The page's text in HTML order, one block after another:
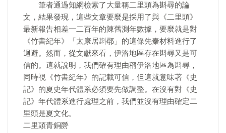
筆者通過知網檢索了大量稱二里頭為斟尋的論
文，結果發現，這些文章要麼是採用了與《二里頭》
最新報告相差一二百年的陳舊測年數據，要麼就是對
《竹書紀年》「太康居斟鄩」的這條先秦材料進行了
迴避。然而，從文獻來看，伊洛地區存在斟尋又是可
信的。這就說明，我們確有理由稱伊洛地區為斟尋，
同時視《竹書紀年》的記載可信，但這就意味著《史
記》的夏史年代體系必須要先做調整。在沒有對《史
記》年代體系進行處理之前，我們並沒有理由確定二
里頭是夏文化。
二里頭青銅爵